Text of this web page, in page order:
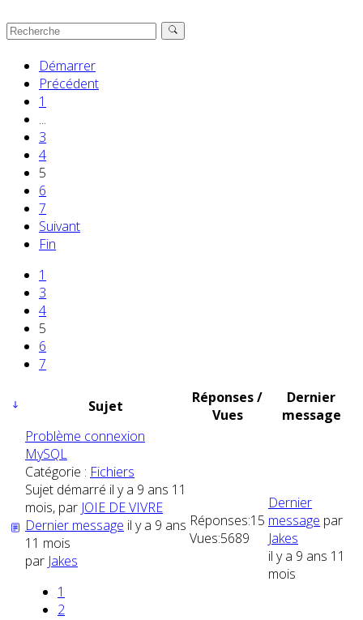
Démarrer
Précédent
1
...
3
4
5
6
7
Suivant
Fin
1
3
4
5
6
7
Sujet
Réponses /
Vues
Dernier
message
Problème connexion
MySQL
Catégorie : Fichiers
Sujet démarré il y a 9 ans 11
mois, par JOIE DE VIVRE
Dernier message il y a 9 ans
11 mois
par Jakes
1
2
Réponses:15
Vues:5689
Dernier
message par
Jakes
il y a 9 ans 11
mois